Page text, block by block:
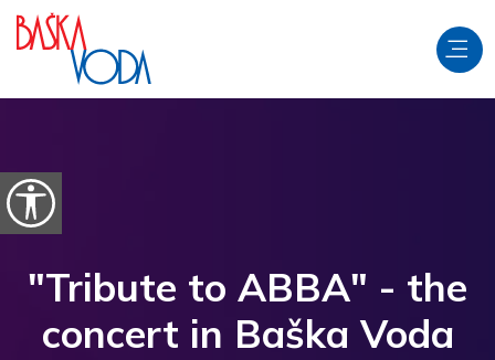
перейти к содержанию
Откройте параметры доступности
"Tribute to ABBA" - the
concert in Baška Voda